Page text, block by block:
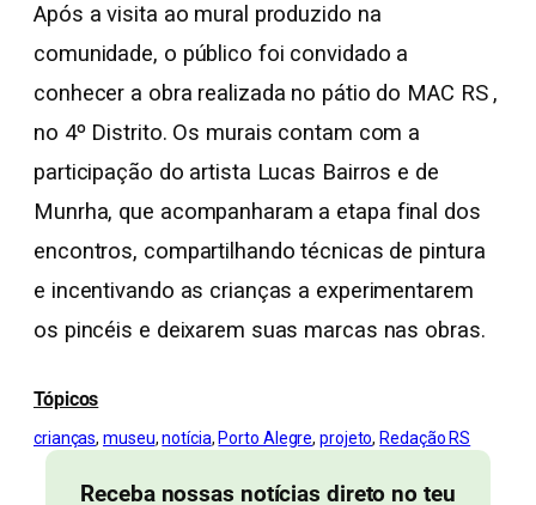
Após a visita ao mural produzido na
comunidade, o público foi convidado a
conhecer a obra realizada no pátio do MAC RS ,
no 4º Distrito. Os murais contam com a
participação do artista Lucas Bairros e de
Munrha, que acompanharam a etapa final dos
encontros, compartilhando técnicas de pintura
e incentivando as crianças a experimentarem
os pincéis e deixarem suas marcas nas obras.
Tópicos
crianças, museu, notícia, Porto Alegre, projeto, Redação RS
Receba nossas notícias direto no teu